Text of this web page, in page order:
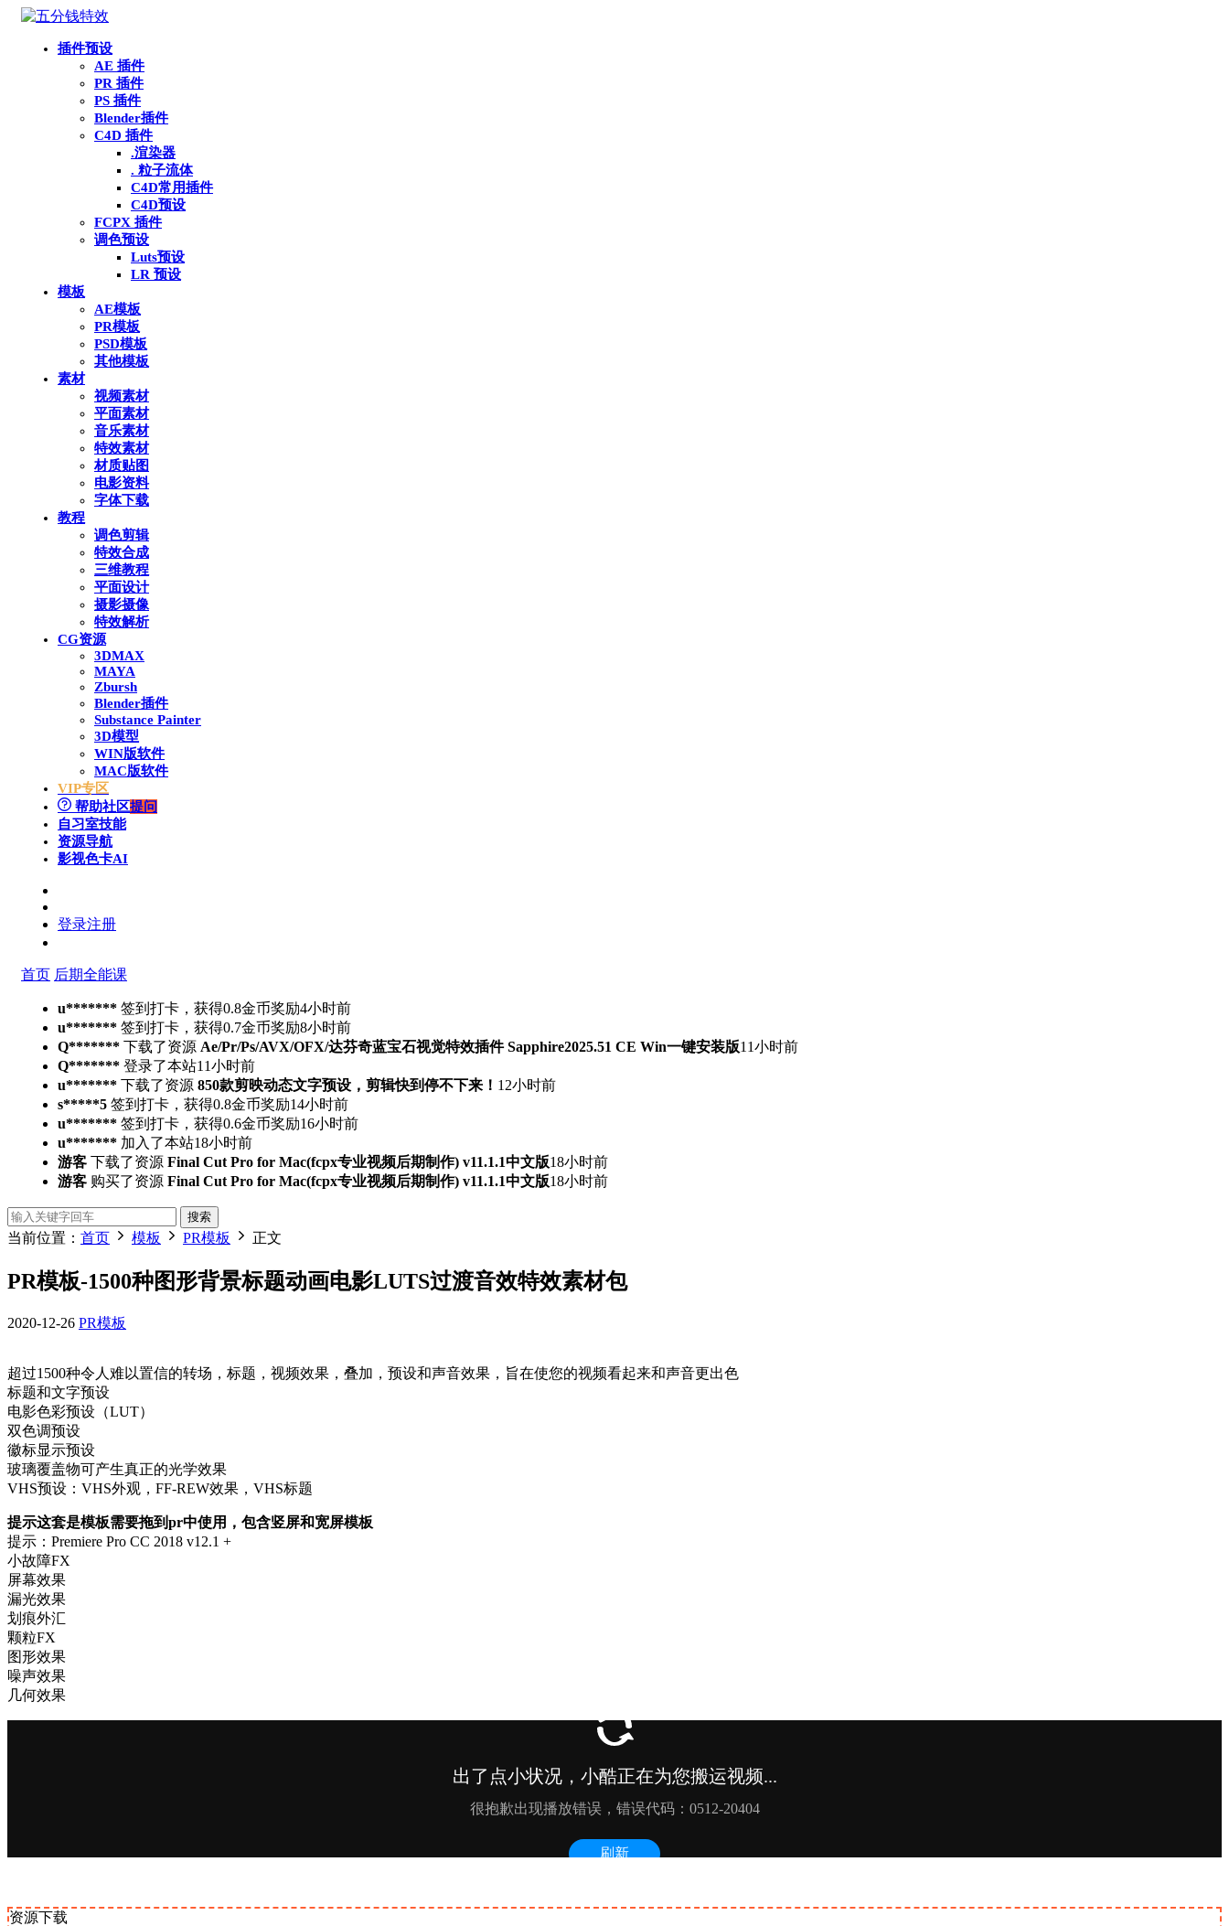
插件预设
AE 插件
PR 插件
PS 插件
Blender插件
C4D 插件
.渲染器
. 粒子流体
C4D常用插件
C4D预设
FCPX 插件
调色预设
Luts预设
LR 预设
模板
AE模板
PR模板
PSD模板
其他模板
素材
视频素材
平面素材
音乐素材
特效素材
材质贴图
电影资料
字体下载
教程
调色剪辑
特效合成
三维教程
平面设计
摄影摄像
特效解析
CG资源
3DMAX
MAYA
Zbursh
Blender插件
Substance Painter
3D模型
WIN版软件
MAC版软件
VIP专区
帮助社区提问
自习室技能
资源导航
影视色卡AI
登录注册
首页 后期全能课
u******* 签到打卡，获得0.8金币奖励4小时前
u******* 签到打卡，获得0.7金币奖励8小时前
Q******* 下载了资源 Ae/Pr/Ps/AVX/OFX/达芬奇蓝宝石视觉特效插件 Sapphire2025.51 CE Win一键安装版11小时前
Q******* 登录了本站11小时前
u******* 下载了资源 850款剪映动态文字预设，剪辑快到停不下来！ 12小时前
s*****5 签到打卡，获得0.8金币奖励14小时前
u******* 签到打卡，获得0.6金币奖励16小时前
u******* 加入了本站18小时前
游客 下载了资源 Final Cut Pro for Mac(fcpx专业视频后期制作) v11.1.1中文版18小时前
游客 购买了资源 Final Cut Pro for Mac(fcpx专业视频后期制作) v11.1.1中文版18小时前
搜索
当前位置： 首页 模板 PR模板 正文
PR模板-1500种图形背景标题动画电影LUTS过渡音效特效素材包
2020-12-26 PR模板
超过1500种令人难以置信的转场，标题，视频效果，叠加，预设和声音效果，旨在使您的视频看起来和声音更出色
标题和文字预设
电影色彩预设（LUT）
双色调预设
徽标显示预设
玻璃覆盖物可产生真正的光学效果
VHS预设：VHS外观，FF-REW效果，VHS标题
提示这套是模板需要拖到pr中使用，包含竖屏和宽屏模板
提示：Premiere Pro CC 2018 v12.1 +
小故障FX
屏幕效果
漏光效果
划痕外汇
颗粒FX
图形效果
噪声效果
几何效果
资源下载